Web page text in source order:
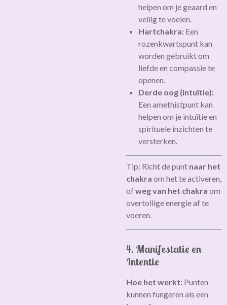
helpen om je geaard en
veilig te voelen.
Hartchakra: Een
rozenkwartspunt kan
worden gebruikt om
liefde en compassie te
openen.
Derde oog (intuïtie):
Een amethistpunt kan
helpen om je intuïtie en
spirituele inzichten te
versterken.
Tip: Richt de punt naar het
chakra om het te activeren,
ofweg van het chakra om
overtollige energie af te
voeren.
4. Manifestatie en
Intentie
Hoe het werkt: Punten
kunnen fungeren als een